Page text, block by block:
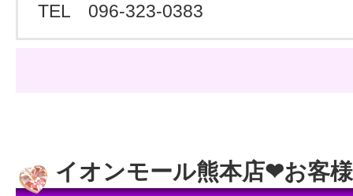
TEL 096‐323‐0383
イオンモール熊本店❤お客